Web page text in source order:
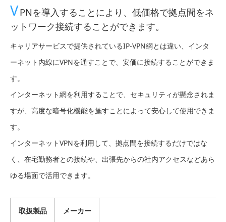
VPNを導入することにより、低価格で拠点間をネ
ットワーク接続することができます。
キャリアサービスで提供されているIP-VPN網とは違い、インタ
ーネット内線にVPNを通すことで、安価に接続することができま
す。
インターネット網を利用することで、セキュリティが懸念されま
すが、高度な暗号化機能を施すことによって安心して使用できま
す。
インターネットVPNを利用して、拠点間を接続するだけではな
く、在宅勤務者との接続や、出張先からの社内アクセスなどあら
ゆる場面で活用できます。
取扱製品 メーカー